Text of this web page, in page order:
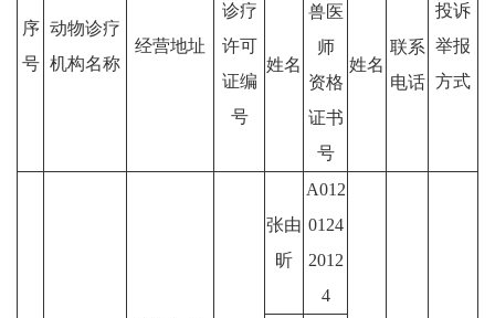
序
号
动物诊疗
机构名称
经营地址
诊疗
许可
证编
号
投诉
举报
方式
姓名
兽医
师
资格
证书
号
姓名
联系
电话
张由
昕
A012
0124
2012
4